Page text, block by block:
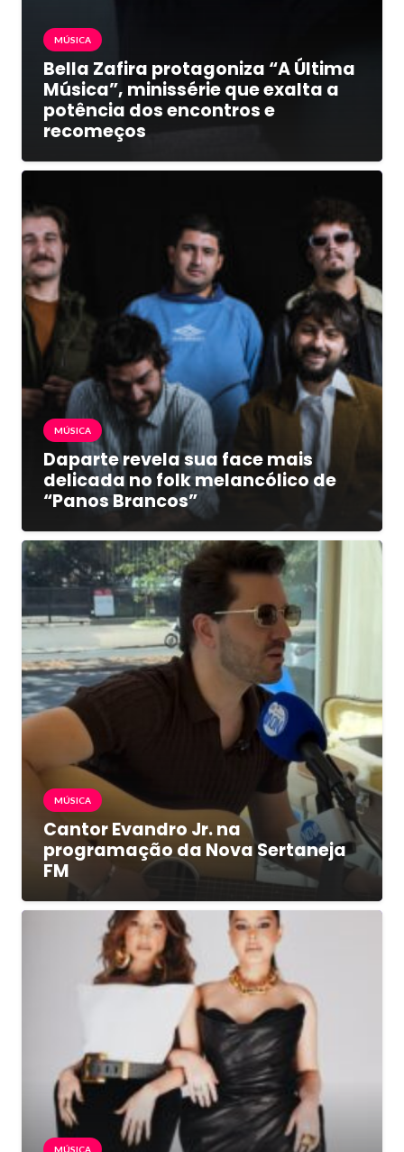
MÚSICA
Bella Zafira protagoniza “A Última
Música”, minissérie que exalta a
potência dos encontros e
recomeços
MÚSICA
Daparte revela sua face mais
delicada no folk melancólico de
“Panos Brancos”
MÚSICA
Cantor Evandro Jr. na
programação da Nova Sertaneja
FM
MÚSICA